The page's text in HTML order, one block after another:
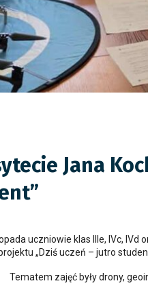
Jana
uczniowie klas IIIe, IVc, IVd
„Dziś uczeń – jutro
Tematem zajęć były drony,